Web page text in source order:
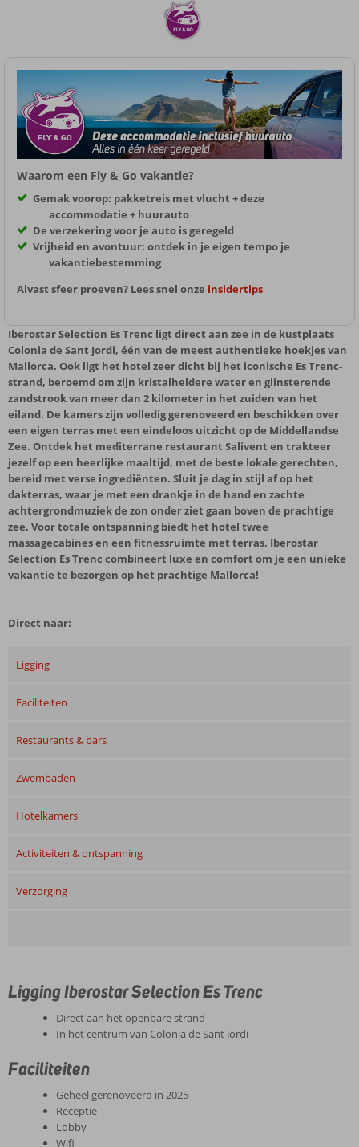
Waarom een Fly & Go vakantie?
Gemak voorop: pakketreis met vlucht + deze
accommodatie + huurauto
De verzekering voor je auto is geregeld
Vrijheid en avontuur: ontdek in je eigen tempo je
vakantiebestemming
Alvast sfeer proeven? Lees snel onze insidertips
Iberostar Selection Es Trenc ligt direct aan zee in de kustplaats
Colonia de Sant Jordi, één van de meest authentieke hoekjes van
Mallorca. Ook ligt het hotel zeer dicht bij het iconische Es Trenc-
strand, beroemd om zijn kristalheldere water en glinsterende
zandstrook van meer dan 2 kilometer in het zuiden van het
eiland. De kamers zijn volledig gerenoveerd en beschikken over
een eigen terras met een eindeloos uitzicht op de Middellandse
Zee. Ontdek het mediterrane restaurant Salivent en trakteer
jezelf op een heerlijke maaltijd, met de beste lokale gerechten,
bereid met verse ingrediënten. Sluit je dag in stijl af op het
dakterras, waar je met een drankje in de hand en zachte
achtergrondmuziek de zon onder ziet gaan boven de prachtige
zee. Voor totale ontspanning biedt het hotel twee
massagecabines en een fitnessruimte met terras. Iberostar
Selection Es Trenc combineert luxe en comfort om je een unieke
vakantie te bezorgen op het prachtige Mallorca!
Direct naar:
Ligging
Faciliteiten
Restaurants & bars
Zwembaden
Hotelkamers
Activiteiten & ontspanning
Verzorging
Ligging Iberostar Selection Es Trenc
Direct aan het openbare strand
In het centrum van Colonia de Sant Jordi
Faciliteiten
Geheel gerenoveerd in 2025
Receptie
Lobby
Wifi